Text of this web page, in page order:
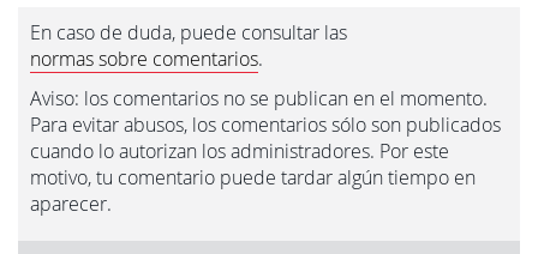
En caso de duda, puede consultar las
normas sobre comentarios.
Aviso: los comentarios no se publican en el momento.
Para evitar abusos, los comentarios sólo son publicados
cuando lo autorizan los administradores. Por este
motivo, tu comentario puede tardar algún tiempo en
aparecer.